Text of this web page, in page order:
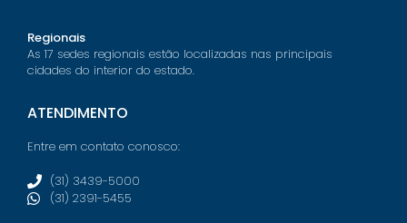
Regionais
As 17 sedes regionais estão localizadas nas principais
cidades do interior do estado.
ATENDIMENTO
Entre em contato conosco:
(31) 3439-5000
(31) 2391-5455